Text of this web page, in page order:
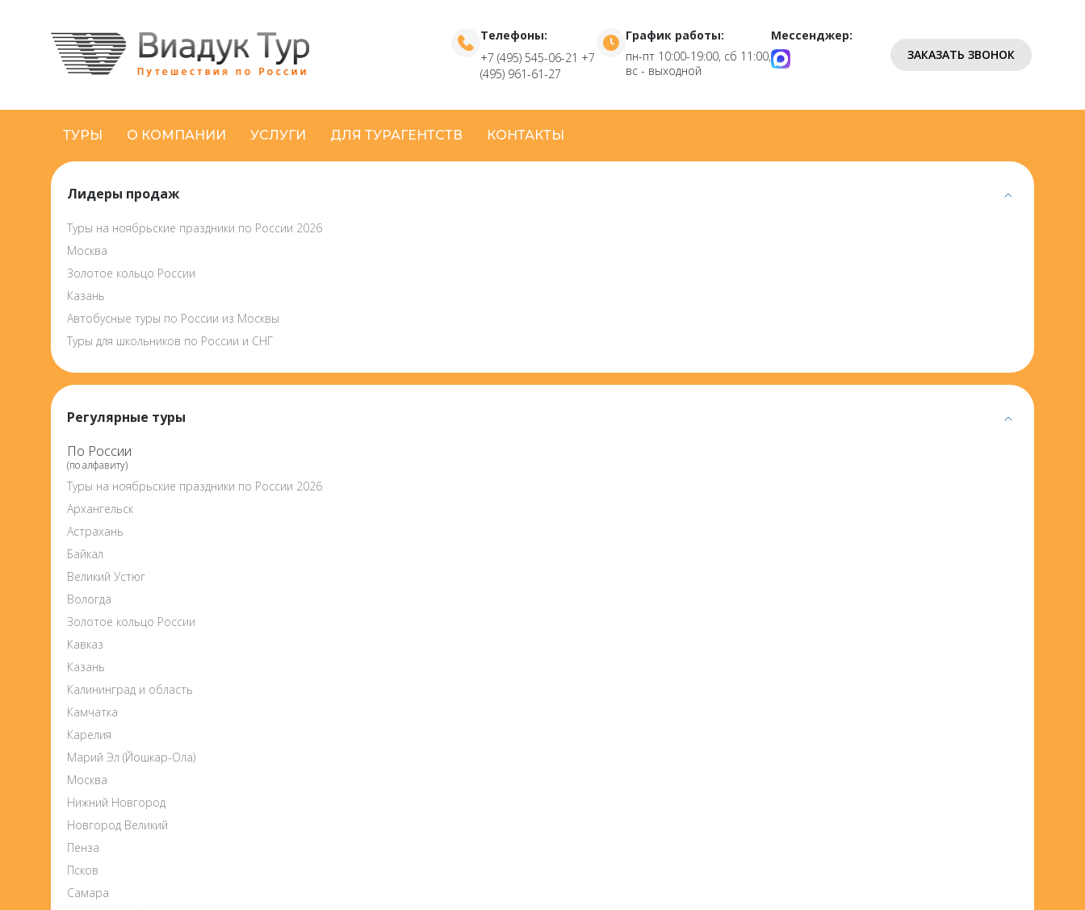
Телефоны:
+7 (495) 545-06-21 +7
(495) 961-61-27
График работы:
пн-пт 10:00-19:00, сб 11:00,
вс - выходной
Мессенджер:
ЗАКАЗАТЬ ЗВОНОК
ТУРЫ О КОМПАНИИ УСЛУГИ ДЛЯ ТУРАГЕНТСТВ КОНТАКТЫ
Лидеры продаж
Туры на ноябрьские праздники по России 2026
Москва
Золотое кольцо России
Казань
Автобусные туры по России из Москвы
Туры для школьников по России и СНГ
Регулярные туры
По России
(по алфавиту)
Туры на ноябрьские праздники по России 2026
Архангельск
Астрахань
Байкал
Великий Устюг
Вологда
Золотое кольцо России
Кавказ
Казань
Калининград и область
Камчатка
Карелия
Марий Эл (Йошкар-Ола)
Москва
Нижний Новгород
Новгород Великий
Пенза
Псков
Самара